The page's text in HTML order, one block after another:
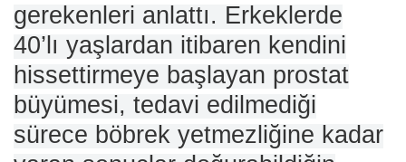
gerekenleri anlattı. Erkeklerde
40’lı yaşlardan itibaren kendini
hissettirmeye başlayan prostat
büyümesi, tedavi edilmediği
sürece böbrek yetmezliğine kadar